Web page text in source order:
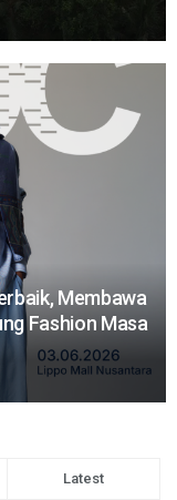
Membawa
Fashion Masa
Latest